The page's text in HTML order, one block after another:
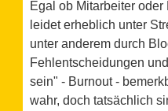
Egal ob Mitarbeiter
leidet erheblich unter
unter anderem durch
Fehlentscheidungen
sein" - Burnout -
wahr, doch tatsächlich